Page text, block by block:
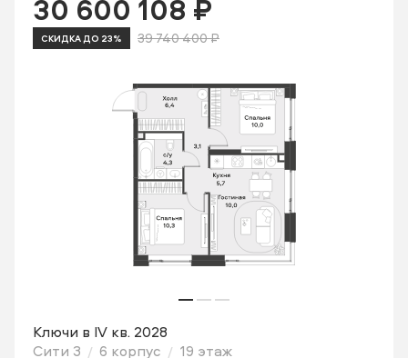
30 600 108 ₽
СКИДКА ДО 23% 39 740 400 ₽
Ключи в IV кв. 2028
Сити 3
6 корпус 19 этаж